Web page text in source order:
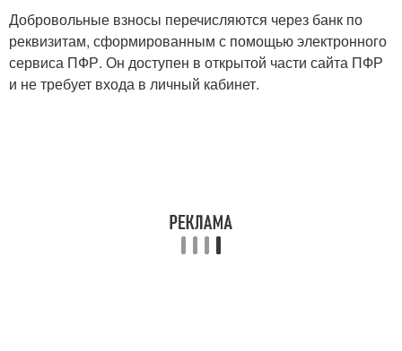
Добровольные взносы перечисляются через банк по
реквизитам, сформированным с помощью электронного
сервиса ПФР. Он доступен в открытой части сайта ПФР
и не требует входа в личный кабинет.